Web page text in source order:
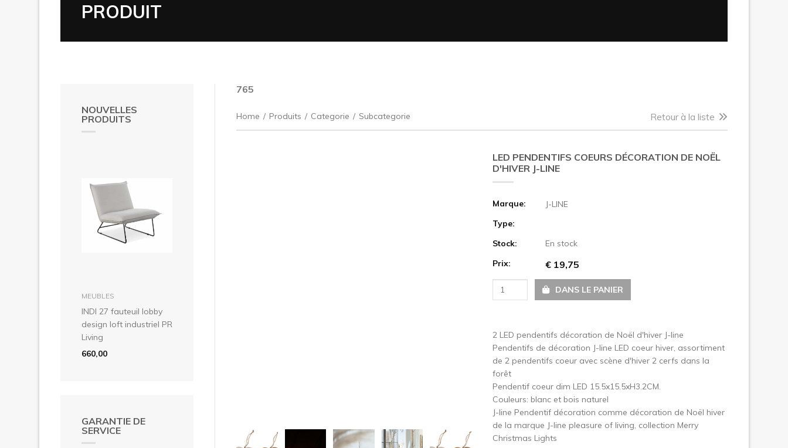
PRODUIT
NOUVELLES
PRODUITS
dans le panier
MEUBLES
INDI 27 fauteuil lobby
design loft industriel PR
Living
660,00
GARANTIE DE
SERVICE
765
Home / Produits / Categorie / Subcategorie Retour à la liste
Suivant
LED PENDENTIFS COEURS DÉCORATION DE NOËL
D'HIVER J-LINE
Marque:
J-LINE
Type:
Stock:
En stock
Prix:
€ 19,75
DANS LE PANIER
2 LED pendentifs décoration de Noël d'hiver J-line
Pendentifs de décoration J-line LED coeur hiver, assortiment
de 2 pendentifs coeur avec scène d'hiver 2 cerfs dans la
forêt
Pendentif coeur dim LED 15.5x15.5xH3.2CM.
Couleurs: blanc et bois naturel
J-line Pendentif décoration comme décoration de Noël hiver
de la marque J-line pleasure of living, collection Merry
Christmas Lights